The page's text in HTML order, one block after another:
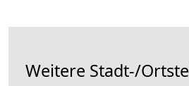
Weitere Stadt-/